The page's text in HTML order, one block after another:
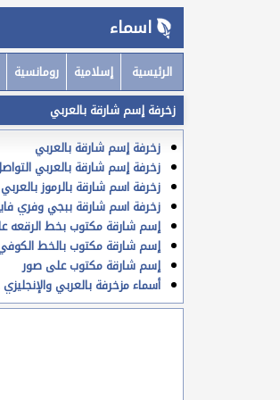
اسماء
الرئيسية إسلامية رومانسية
زخرفة إسم شارقة بالعربي
زخرفة إسم شارقة بالعربي
زخرفة إسم شارقة بالعربي
زخرفة اسم شارقة بالرموز بالعربي
زخرفة اسم شارقة ببجي وفري
إسم شارقة مكتوب بخط الرقعه
إسم شارقة مكتوب بالخط
إسم شارقة مكتوب على صور
أسماء مزخرفة بالعربي